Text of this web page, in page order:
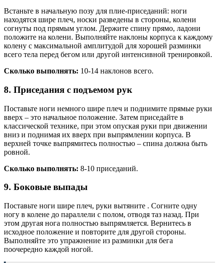
Встаньте в начальную позу для плие-приседаний: ноги
находятся шире плеч, носки разведены в стороны, колени
согнуты под прямым углом. Держите спину прямо, ладони
положите на колени. Выполняйте наклоны корпуса к каждому
колену с максимальной амплитудой для хорошей разминки
всего тела перед бегом или другой интенсивной тренировкой.
Сколько выполнять: 10-14 наклонов всего.
8. Приседания с подъемом рук
Поставьте ноги немного шире плеч и поднимите прямые руки
вверх – это начальное положение. Затем приседайте в
классической технике, при этом опуская руки при движении
вниз и поднимая их вверх при выпрямлении корпуса. В
верхней точке выпрямитесь полностью – спина должна быть
ровной.
Сколько выполнять: 8-10 приседаний.
9. Боковые выпады
Поставьте ноги шире плеч, руки вытяните . Согните одну
ногу в колене до параллели с полом, отводя таз назад. При
этом другая нога полностью выпрямляется. Вернитесь в
исходное положение и повторите для другой стороны.
Выполняйте это упражнение из разминки для бега
поочередно каждой ногой.